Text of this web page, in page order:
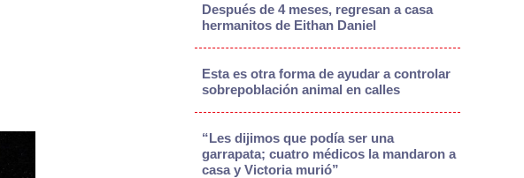
Después de 4 meses, regresan a casa
hermanitos de Eithan Daniel
Esta es otra forma de ayudar a controlar
sobrepoblación animal en calles
“Les dijimos que podía ser una
garrapata; cuatro médicos la mandaron a
casa y Victoria murió”